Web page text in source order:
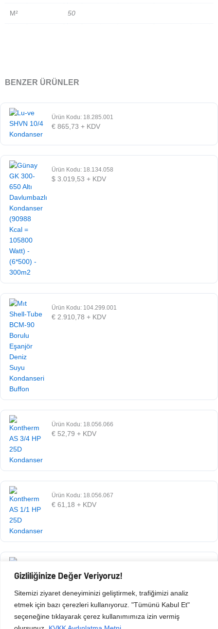
Gizliliğinize Değer Veriyoruz!
Sitemizi ziyaret deneyiminizi geliştirmek, trafiğimizi analiz
etmek için bazı çerezleri kullanıyoruz. "Tümünü Kabul Et"
seçeneğine tıklayarak çerez kullanımımıza izin vermiş
M² 50
BENZER ÜRÜNLER
Ürün Kodu: 18.285.001
€ 865,73 + KDV
Ürün Kodu: 18.134.058
$ 3.019,53 + KDV
Ürün Kodu: 104.299.001
€ 2.910,78 + KDV
Ürün Kodu: 18.056.066
€ 52,79 + KDV
Ürün Kodu: 18.056.067
€ 61,18 + KDV
€154,88+ KDV